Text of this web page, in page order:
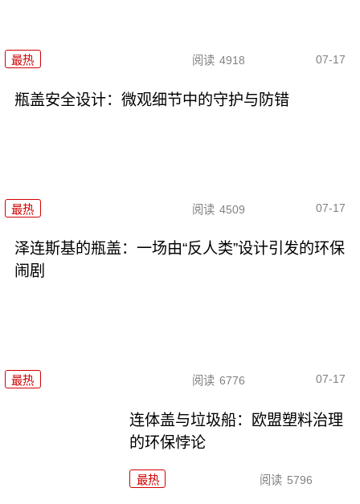
最热 阅读 4918 07-17
瓶盖安全设计：微观细节中的守护与防错
最热 阅读 4509 07-17
泽连斯基的瓶盖：一场由“反人类”设计引发的环保
闹剧
最热 阅读 6776 07-17
连体盖与垃圾船：欧盟塑料治理
的环保悖论
最热 阅读 5796